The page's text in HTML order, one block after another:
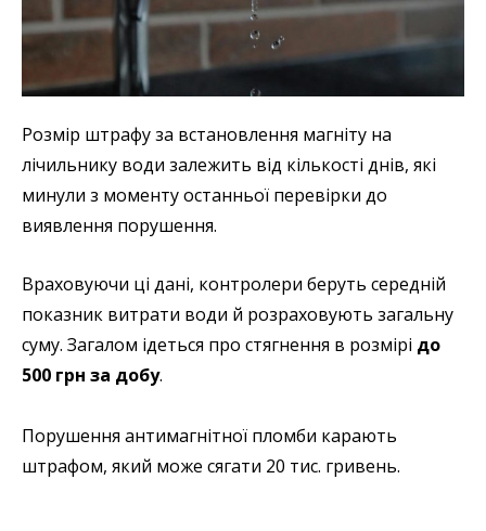
Розмір штрафу за встановлення магніту на
лічильнику води залежить від кількості днів, які
минули з моменту останньої перевірки до
виявлення порушення.
Враховуючи ці дані, контролери беруть середній
показник витрати води й розраховують загальну
суму. Загалом ідеться про стягнення в розмірі до
500 грн за добу.
Порушення антимагнітної пломби карають
штрафом, який може сягати 20 тис. гривень.